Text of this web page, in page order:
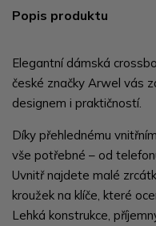
Popis produktu
Elegantní dámská
české značky Arwel vás
designem i praktičností.
Díky přehlednému
vše potřebné – od
Uvnitř najdete malé
kroužek na klíče, které
Lehká konstrukce,